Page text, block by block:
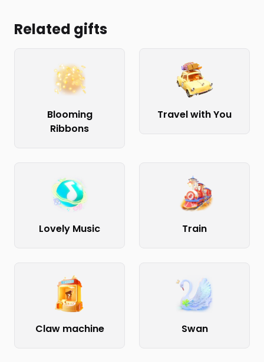
Related gifts
Blooming
Ribbons
Travel with You
Lovely Music Train
Claw machine Swan